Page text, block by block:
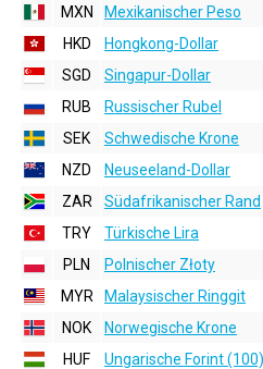
MXN
Mexikanischer Peso
HKD
Hongkong-Dollar
SGD
Singapur-Dollar
RUB
Russischer Rubel
SEK
Schwedische Krone
NZD
Neuseeland-Dollar
ZAR
Südafrikanischer Rand
TRY
Türkische Lira
PLN
Polnischer Złoty
MYR
Malaysischer Ringgit
NOK
Norwegische Krone
HUF
Ungarische Forint (100)